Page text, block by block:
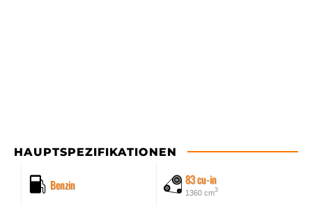
HAUPTSPEZIFIKATIONEN
Benzin 83 cu-in
1360 cm3